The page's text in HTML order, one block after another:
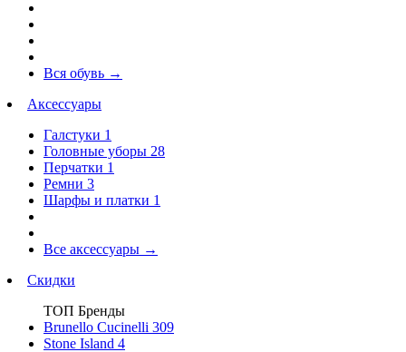
Вся обувь →
Аксессуары
Галстуки 1
Головные уборы 28
Перчатки 1
Ремни 3
Шарфы и платки 1
Все аксессуары →
Скидки
ТОП Бренды
Brunello Cucinelli 309
Stone Island 4